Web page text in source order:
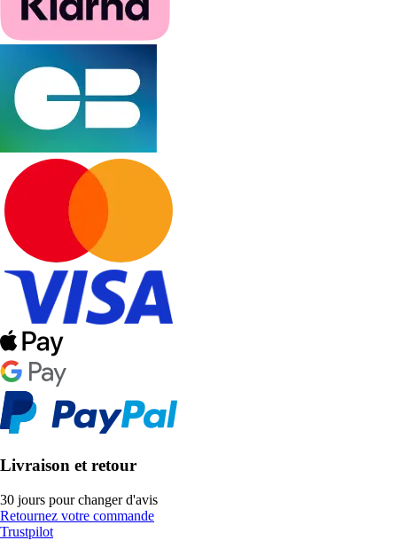
Livraison et retour
30 jours pour changer d'avis
Retournez votre commande
Trustpilot